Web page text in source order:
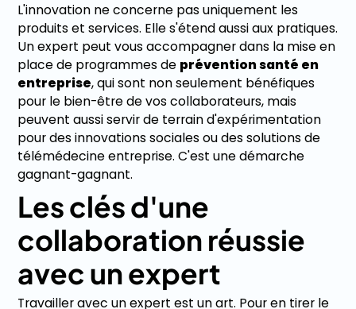
L'innovation ne concerne pas uniquement les
produits et services. Elle s'étend aussi aux pratiques.
Un expert peut vous accompagner dans la mise en
place de programmes de prévention santé en
entreprise, qui sont non seulement bénéfiques
pour le bien-être de vos collaborateurs, mais
peuvent aussi servir de terrain d'expérimentation
pour des innovations sociales ou des solutions de
télémédecine entreprise. C'est une démarche
gagnant-gagnant.
Les clés d'une
collaboration réussie
avec un expert
Travailler avec un expert est un art. Pour en tirer le